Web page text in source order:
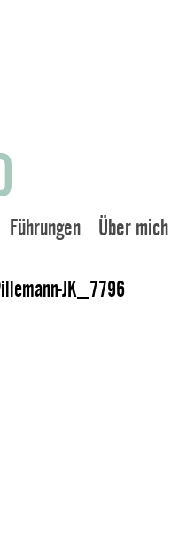
Führungen Über mich
JK_7796